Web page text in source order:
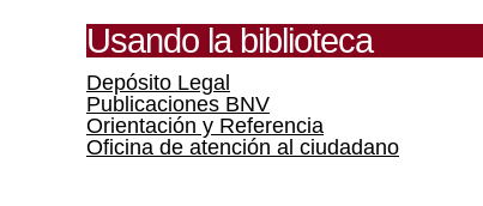
Usando la biblioteca
Depósito Legal
Publicaciones BNV
Orientación y Referencia
Oficina de atención al ciudadano